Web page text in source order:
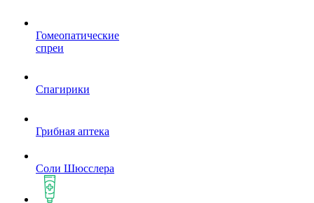
Гомеопатические
спреи
Спагирики
Грибная аптека
Соли Шюсслера